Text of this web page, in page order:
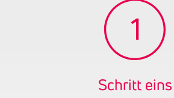
Angaben:
2023
Schritt eins